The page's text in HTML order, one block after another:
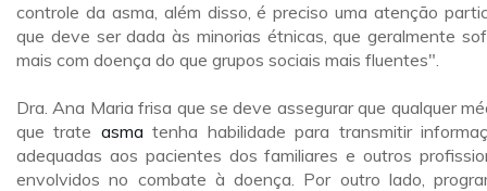
controle da asma, além disso, é preciso uma atenção
que deve ser dada às minorias étnicas, que geralmente
mais com doença do que grupos sociais mais fluentes".
Dra. Ana Maria frisa que se deve assegurar que qualquer
que trate asma tenha habilidade para transmitir
adequadas aos pacientes dos familiares e outros
envolvidos no combate à doença. Por outro lado,